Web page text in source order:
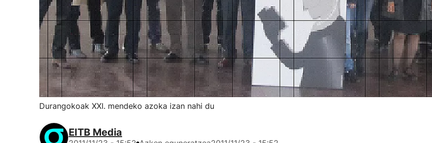
Durangokoak XXI. mendeko azoka izan nahi du
EITB Media